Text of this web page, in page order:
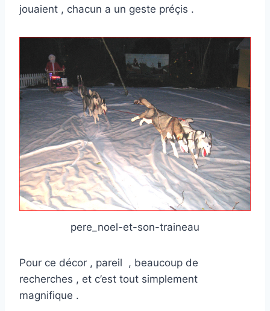
jouaient , chacun a un geste préçis .
pere_noel-et-son-traineau
Pour ce décor , pareil , beaucoup de
recherches , et c’est tout simplement
magnifique .